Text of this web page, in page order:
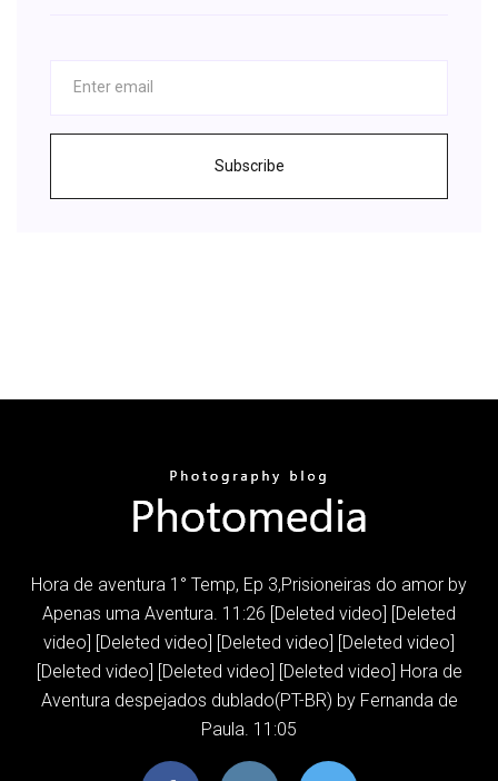
Subscribe
Hora de aventura 1° Temp, Ep 3,Prisioneiras do amor by
Apenas uma Aventura. 11:26 [Deleted video] [Deleted
video] [Deleted video] [Deleted video] [Deleted video]
[Deleted video] [Deleted video] [Deleted video] Hora de
Aventura despejados dublado(PT-BR) by Fernanda de
Paula. 11:05